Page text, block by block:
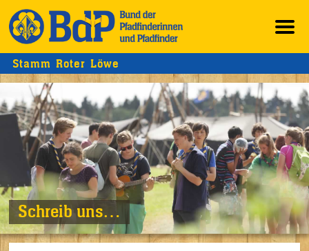
Stamm Roter Löwe
Schreib uns…